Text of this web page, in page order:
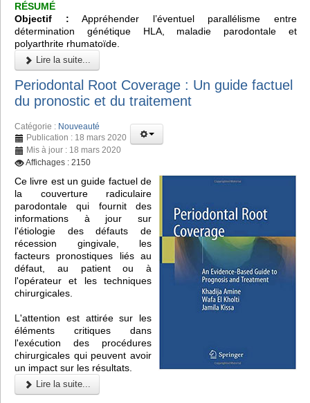
RÉSUMÉ
Objectif : Appréhender l’éventuel parallélisme entre
détermination génétique HLA, maladie parodontale et
polyarthrite rhumatoïde.
Lire la suite...
Periodontal Root Coverage : Un guide factuel
du pronostic et du traitement
Catégorie : Nouveauté
Publication : 18 mars 2020
Mis à jour : 18 mars 2020
Affichages : 2150
Ce livre est un guide factuel de
la couverture radiculaire
parodontale qui fournit des
informations à jour sur
l'étiologie des défauts de
récession gingivale, les
facteurs pronostiques liés au
défaut, au patient ou à
l'opérateur et les techniques
chirurgicales.
L'attention est attirée sur les
éléments critiques dans
l'exécution des procédures
chirurgicales qui peuvent avoir
un impact sur les résultats.
Lire la suite...